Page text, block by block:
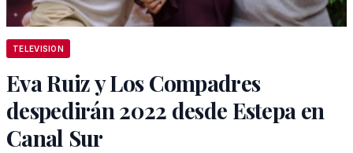
TELEVISION
Eva Ruiz y Los Compadres
despedirán 2022 desde Estepa en
Canal Sur